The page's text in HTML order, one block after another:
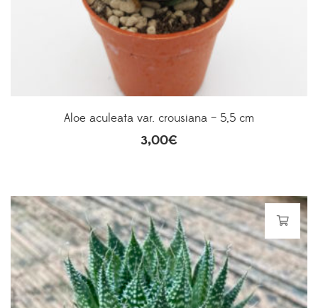
Aloe aculeata var. crousiana – 5,5 cm
3,00€